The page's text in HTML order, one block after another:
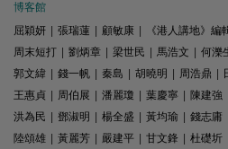
博客館
屈穎妍
張瑞蓮 顧敏康 《港人講地》編
周末短打
劉炳章 梁世民 馬浩文 何濼
郭文緯
錢一帆 秦島 胡曉明 周浩鼎
王惠貞
周伯展 潘麗瓊 葉慶寧 陳建強
洪為民
鄧淑明 楊全盛 黃均瑜 錢志庸
陸頌雄
黃麗芳 嚴建平 甘文鋒 杜礎圻